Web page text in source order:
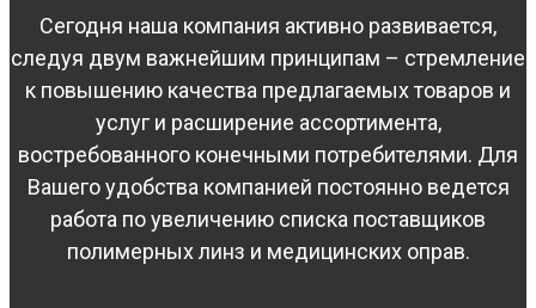
Сегодня наша компания активно развивается,
следуя двум важнейшим принципам – стремление
к повышению качества предлагаемых товаров и
услуг и расширение ассортимента,
востребованного конечными потребителями. Для
Вашего удобства компанией постоянно ведется
работа по увеличению списка поставщиков
полимерных линз и медицинских оправ.